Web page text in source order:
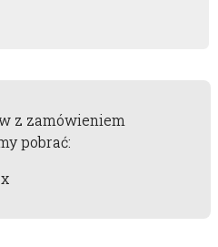
z zamówieniem
pobrać: